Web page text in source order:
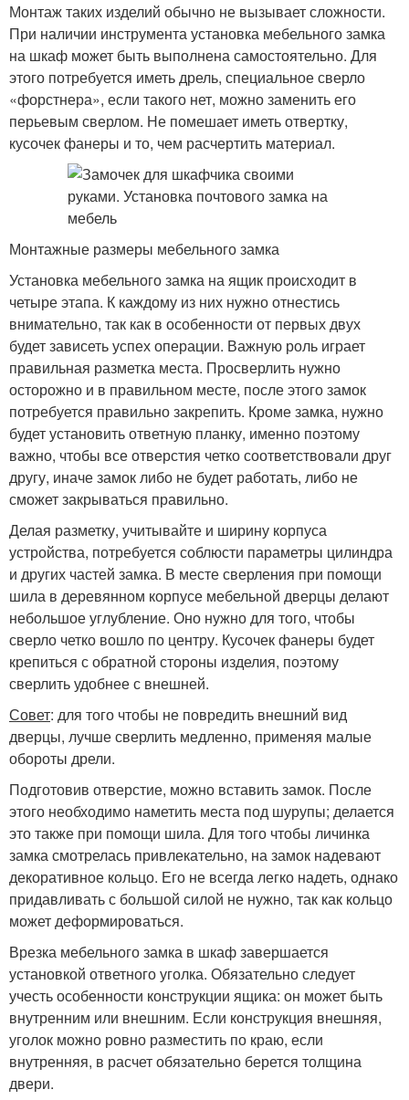
Монтаж таких изделий обычно не вызывает сложности.
При наличии инструмента установка мебельного замка
на шкаф может быть выполнена самостоятельно. Для
этого потребуется иметь дрель, специальное сверло
«форстнера», если такого нет, можно заменить его
перьевым сверлом. Не помешает иметь отвертку,
кусочек фанеры и то, чем расчертить материал.
Монтажные размеры мебельного замка
Установка мебельного замка на ящик происходит в
четыре этапа. К каждому из них нужно отнестись
внимательно, так как в особенности от первых двух
будет зависеть успех операции. Важную роль играет
правильная разметка места. Просверлить нужно
осторожно и в правильном месте, после этого замок
потребуется правильно закрепить. Кроме замка, нужно
будет установить ответную планку, именно поэтому
важно, чтобы все отверстия четко соответствовали друг
другу, иначе замок либо не будет работать, либо не
сможет закрываться правильно.
Делая разметку, учитывайте и ширину корпуса
устройства, потребуется соблюсти параметры цилиндра
и других частей замка. В месте сверления при помощи
шила в деревянном корпусе мебельной дверцы делают
небольшое углубление. Оно нужно для того, чтобы
сверло четко вошло по центру. Кусочек фанеры будет
крепиться с обратной стороны изделия, поэтому
сверлить удобнее с внешней.
Совет: для того чтобы не повредить внешний вид
дверцы, лучше сверлить медленно, применяя малые
обороты дрели.
Подготовив отверстие, можно вставить замок. После
этого необходимо наметить места под шурупы; делается
это также при помощи шила. Для того чтобы личинка
замка смотрелась привлекательно, на замок надевают
декоративное кольцо. Его не всегда легко надеть, однако
придавливать с большой силой не нужно, так как кольцо
может деформироваться.
Врезка мебельного замка в шкаф завершается
установкой ответного уголка. Обязательно следует
учесть особенности конструкции ящика: он может быть
внутренним или внешним. Если конструкция внешняя,
уголок можно ровно разместить по краю, если
внутренняя, в расчет обязательно берется толщина
двери.